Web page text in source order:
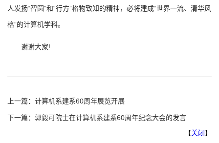
人发扬“智圆”和“行方”格物致知的精神，必将建成“世界一流、清华风
格”的计算机学科。
谢谢大家!
上一篇： 计算机系建系60周年展览开展
下一篇： 郭毅可院士在计算机系建系60周年纪念大会的发言
【关闭】